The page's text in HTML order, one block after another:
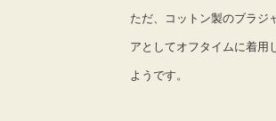
ただ、コットン製のブラジ
アとしてオフタイムに着用
ようです。